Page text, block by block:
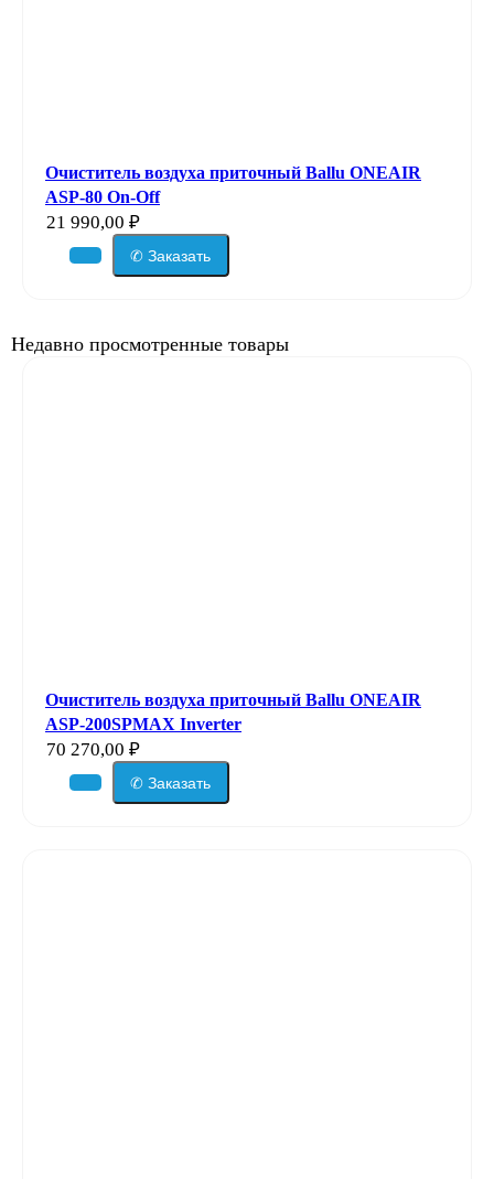
Очиститель воздуха приточный Ballu ONEAIR
ASP-80 On-Off
21 990,00 ₽
✆ Заказать
Недавно просмотренные товары
Очиститель воздуха приточный Ballu ONEAIR
ASP-200SPMAX Inverter
70 270,00 ₽
✆ Заказать